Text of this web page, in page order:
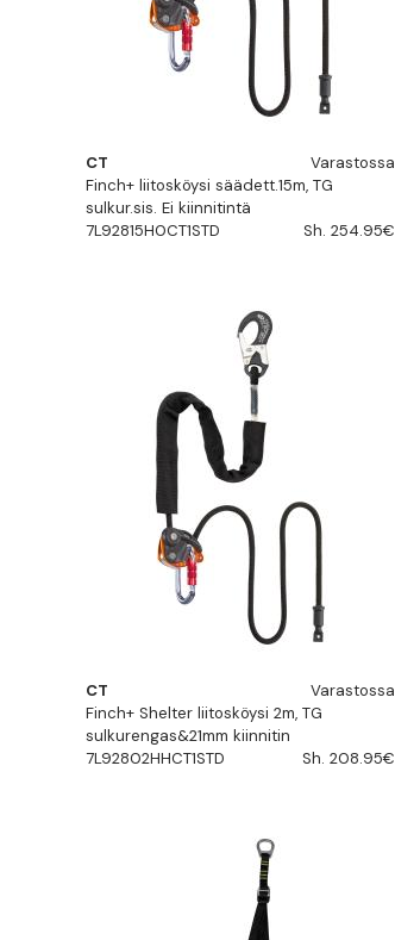
CT
Varastossa
Finch+ liitosköysi säädett.15m, TG
sulkur.sis. Ei kiinnitintä
7L92815H0CT1STD
Sh. 254.95€
CT
Varastossa
Finch+ Shelter liitosköysi 2m, TG
sulkurengas&21mm kiinnitin
7L92802HHCT1STD
Sh. 208.95€